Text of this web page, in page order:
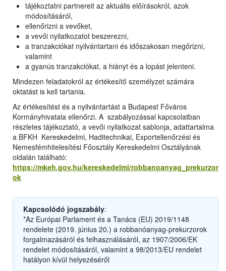
tájékoztatni partnereit az aktuális előírásokról, azok
módosításáról,
ellenőrizni a vevőket,
a vevői nyilatkozatot beszerezni,
a tranzakciókat nyilvántartani és időszakosan megőrizni,
valamint
a gyanús tranzakciókat, a hiányt és a lopást jelenteni.
Mindezen feladatokról az értékesítő személyzet számára
oktatást is kell tartania.
Az értékesítést és a nyilvántartást a Budapest Főváros
Kormányhivatala ellenőrzi. A szabályozással kapcsolatban
részletes tájékoztató, a vevői nyilatkozat sablonja, adattartalma
a BFKH Kereskedelmi, Haditechnikai, Exportellenőrzési és
Nemesfémhitelesítési Főosztály Kereskedelmi Osztályának
oldalán található:
https://mkeh.gov.hu/kereskedelmi/robbanoanyag_prekurzor
ok
Kapcsolódó jogszabály:
*Az Európai Parlament és a Tanács (EU) 2019/1148
rendelete (2019. június 20.) a robbanóanyag-prekurzorok
forgalmazásáról és felhasználásáról, az 1907/2006/EK
rendelet módosításáról, valamint a 98/2013/EU rendelet
hatályon kívül helyezéséről